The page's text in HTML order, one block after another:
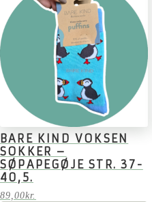
BARE KIND VOKSEN
SOKKER –
SØPAPEGØJE STR. 37-
40,5.
89,00kr.